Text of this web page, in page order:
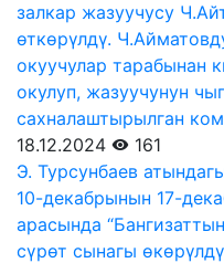
залкар жазуучусу
өткөрүлдү.
окуучулар тарабынан
окулуп, жазуучунун
сахналаштырылган
18.12.2024
161
Э. Турсунбаев
10-декабрынын 17-
арасында
сүрөт сынагы